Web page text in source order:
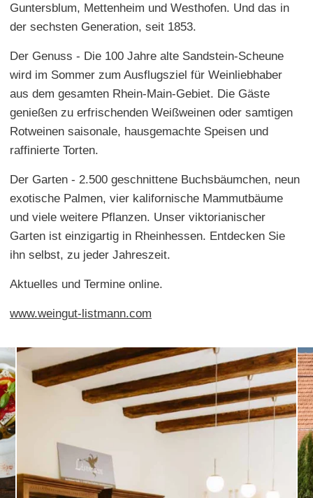
Guntersblum, Mettenheim und Westhofen. Und das in
der sechsten Generation, seit 1853.
Der Genuss - Die 100 Jahre alte Sandstein-Scheune
wird im Sommer zum Ausflugsziel für Weinliebhaber
aus dem gesamten Rhein-Main-Gebiet. Die Gäste
genießen zu erfrischenden Weißweinen oder samtigen
Rotweinen saisonale, hausgemachte Speisen und
raffinierte Torten.
Der Garten - 2.500 geschnittene Buchsbäumchen, neun
exotische Palmen, vier kalifornische Mammutbäume
und viele weitere Pflanzen. Unser viktorianischer
Garten ist einzigartig in Rheinhessen. Entdecken Sie
ihn selbst, zu jeder Jahreszeit.
Aktuelles und Termine online.
www.weingut-listmann.com